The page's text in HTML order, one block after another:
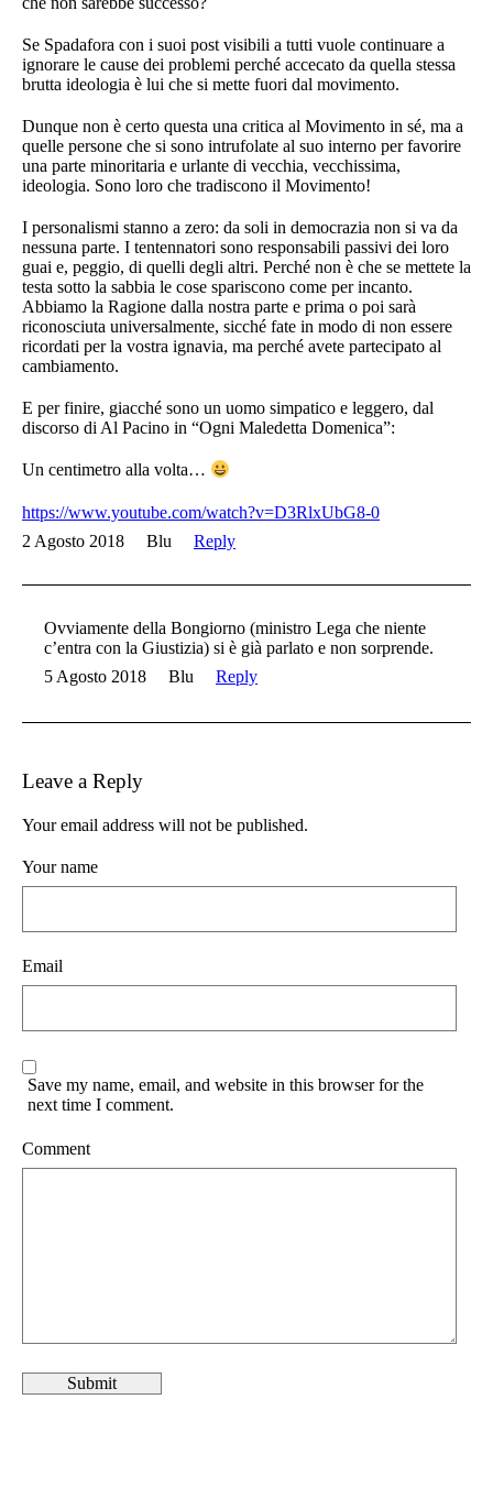
Se Spadafora con i suoi post visibili a tutti vuole continuare a
ignorare le cause dei problemi perché accecato da quella stessa
brutta ideologia è lui che si mette fuori dal movimento.
Dunque non è certo questa una critica al Movimento in sé, ma a
quelle persone che si sono intrufolate al suo interno per favorire
una parte minoritaria e urlante di vecchia, vecchissima,
ideologia. Sono loro che tradiscono il Movimento!
I personalismi stanno a zero: da soli in democrazia non si va da
nessuna parte. I tentennatori sono responsabili passivi dei loro
guai e, peggio, di quelli degli altri. Perché non è che se mettete la
testa sotto la sabbia le cose spariscono come per incanto.
Abbiamo la Ragione dalla nostra parte e prima o poi sarà
riconosciuta universalmente, sicché fate in modo di non essere
ricordati per la vostra ignavia, ma perché avete partecipato al
cambiamento.
E per finire, giacché sono un uomo simpatico e leggero, dal
discorso di Al Pacino in “Ogni Maledetta Domenica”:
Un centimetro alla volta…
https://www.youtube.com/watch?v=D3RlxUbG8-0
2 Agosto 2018
Blu Reply
Ovviamente della Bongiorno (ministro Lega che niente
c’entra con la Giustizia) si è già parlato e non sorprende.
5 Agosto 2018
Blu Reply
Leave a Reply
Your email address will not be published.
Your name
Email
Save my name, email, and website in this browser for the
next time I comment.
Comment